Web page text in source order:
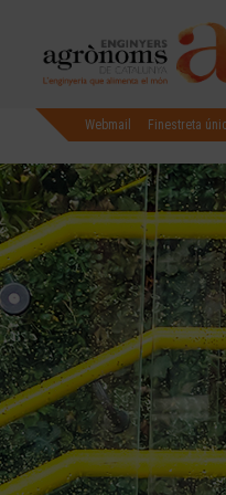
Webmail Finestreta